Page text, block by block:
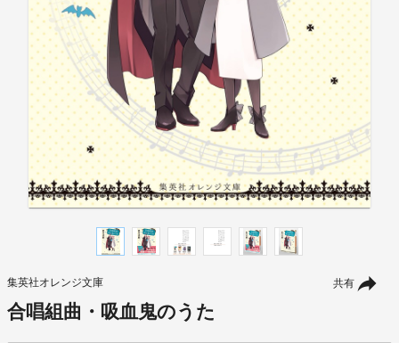
共有
集英社オレンジ文庫
合唱組曲・吸血鬼のうた